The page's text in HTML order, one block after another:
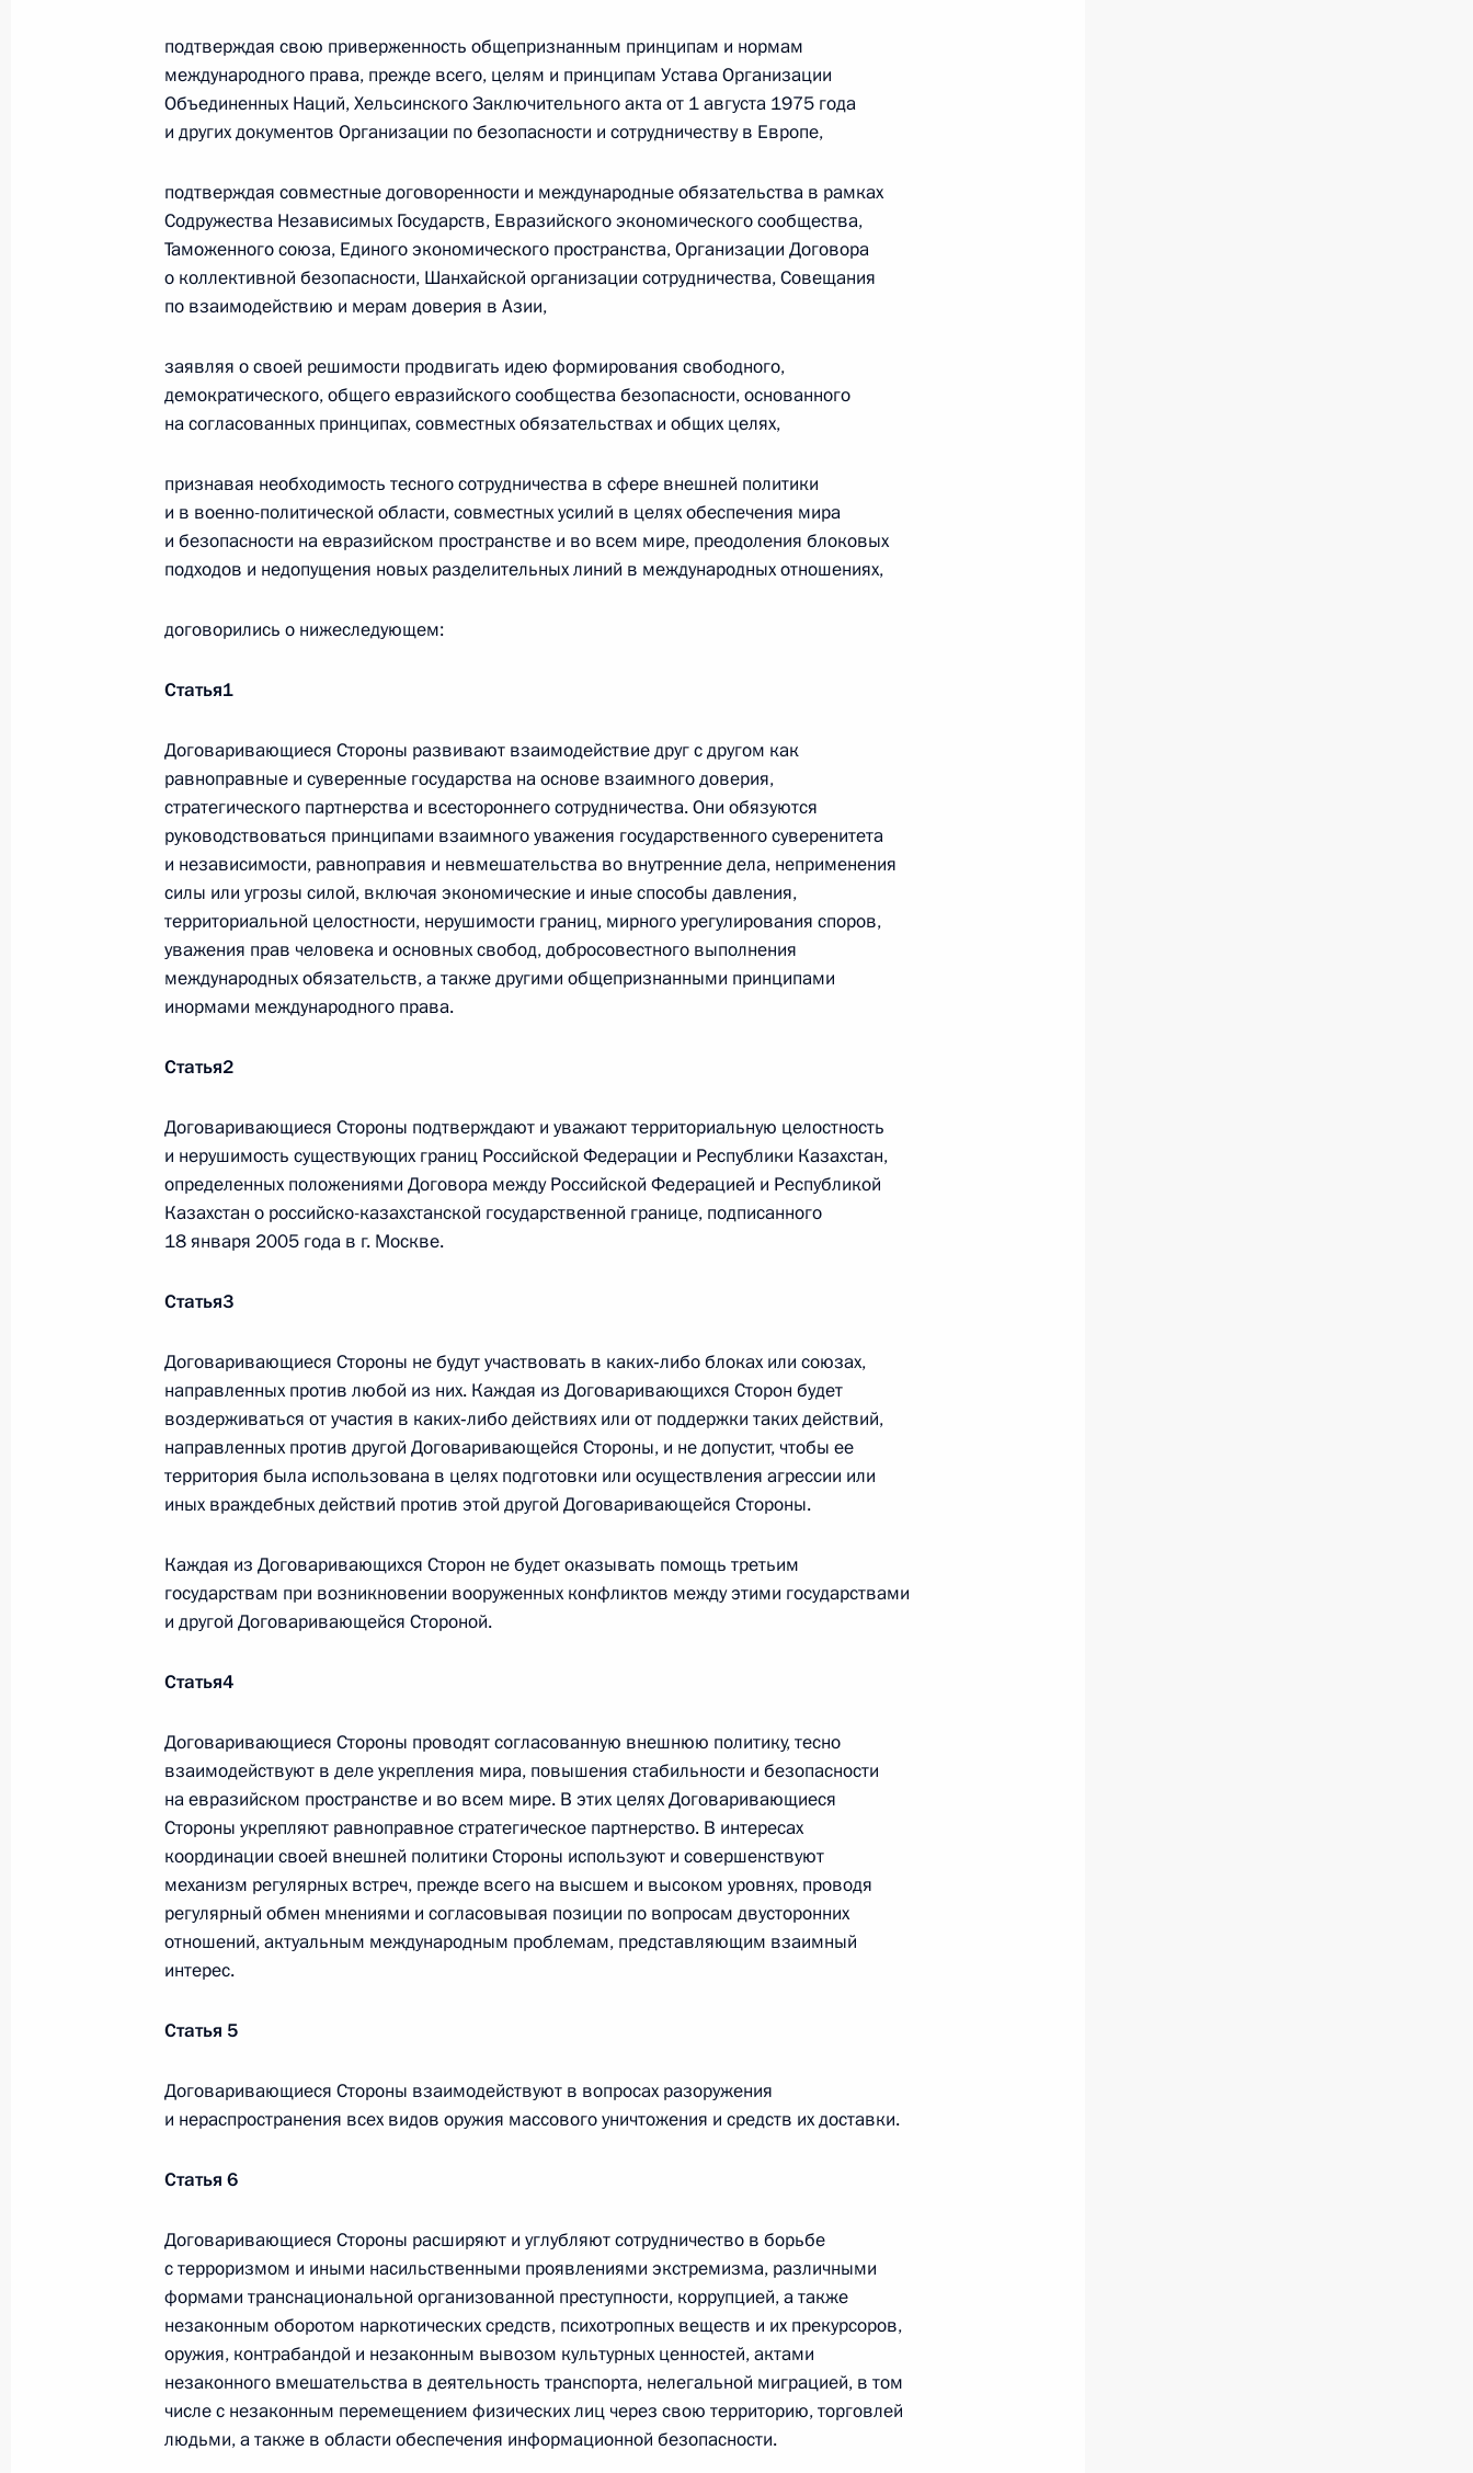
Телефонный разговор
с Президентом ОАЭ Мухаммедом Бен
Заидом Аль Нахайяном
7 августа 2026 года, 12:50
Телефонный разговор с командиром
76-й гвардейской десантно-
штурмовой дивизии ВДВ гвардии
Шихабидовым
6 августа 2026 года, 20:50
Российско-Киргизского
экономического форума и XII
Российско-Киргизской
6 августа 2026 года, 09:00
театральных деятелей России
Владимиром Машковым
5 августа 2026 года, 19:00
События и поездки на географической карте
Администрация Президента России
Руслан Эдельгериев посетил
Азербайджан
23 июля 2026 года, 19:00
Мария Львова-Белова
посетила Свердловскую
область
17 июля 2026 года, 18:00
Президента появится единый
научно-методический центр
по продвижению русского языка
за рубежом
14 июля 2026 года, 16:00
рабочей группы по повышению
эффективности сохранения объектов
культурного наследия, находящихся
в неудовлетворительном состоянии
14 июля 2026 года, 15:00
Представлен доклад о деятельности
Уполномоченного по правам
14 июля 2026 года, 10:00
Семинар-совещание по развитию
экосистем цифровой экономики
Комиссии и советыпри Президенте России
Меры Правительства
экономики и поддержке
GOVERNMENT.RU CONSTITUTION.KREMLIN.RU
LETTERS.KREMLIN.RU
правовой информации
PRAVO.GOV.RU
Правительство Российской
Совет Федерации
Разделы сайта
Президента
России
События
Информационные
ресурсы
Президента России
Президент России
Официальные
сетевые ресурсы
Президента России
MAX
Правовая и
техническая
информация
О портале
подтверждая свою приверженность общепризнанным принципам и нормам
международного права, прежде всего, целям и принципам Устава Организации
Объединенных Наций, Хельсинского Заключительного акта от 1 августа 1975 года
и других документов Организации по безопасности и сотрудничеству в Европе,
подтверждая совместные договоренности и международные обязательства в рамках
Содружества Независимых Государств, Евразийского экономического сообщества,
Таможенного союза, Единого экономического пространства, Организации Договора
о коллективной безопасности, Шанхайской организации сотрудничества, Совещания
по взаимодействию и мерам доверия в Азии,
заявляя о своей решимости продвигать идею формирования свободного,
демократического, общего евразийского сообщества безопасности, основанного
на согласованных принципах, совместных обязательствах и общих целях,
признавая необходимость тесного сотрудничества в сфере внешней политики
и в военно-политической области, совместных усилий в целях обеспечения мира
и безопасности на евразийском пространстве и во всем мире, преодоления блоковых
подходов и недопущения новых разделительных линий в международных отношениях,
договорились о нижеследующем:
Статья1
Договаривающиеся Стороны развивают взаимодействие друг с другом как
равноправные и суверенные государства на основе взаимного доверия,
стратегического партнерства и всестороннего сотрудничества. Они обязуются
руководствоваться принципами взаимного уважения государственного суверенитета
и независимости, равноправия и невмешательства во внутренние дела, неприменения
силы или угрозы силой, включая экономические и иные способы давления,
территориальной целостности, нерушимости границ, мирного урегулирования споров,
уважения прав человека и основных свобод, добросовестного выполнения
международных обязательств, а также другими общепризнанными принципами
инормами международного права.
Статья2
Договаривающиеся Стороны подтверждают и уважают территориальную целостность
и нерушимость существующих границ Российской Федерации и Республики Казахстан,
определенных положениями Договора между Российской Федерацией и Республикой
Казахстан о российско-казахстанской государственной границе, подписанного
18 января 2005 года в г. Москве.
Статья3
Договаривающиеся Стороны не будут участвовать в каких‑либо блоках или союзах,
направленных против любой из них. Каждая из Договаривающихся Сторон будет
воздерживаться от участия в каких‑либо действиях или от поддержки таких действий,
направленных против другой Договаривающейся Стороны, и не допустит, чтобы ее
территория была использована в целях подготовки или осуществления агрессии или
иных враждебных действий против этой другой Договаривающейся Стороны.
Каждая из Договаривающихся Сторон не будет оказывать помощь третьим
государствам при возникновении вооруженных конфликтов между этими государствами
и другой Договаривающейся Стороной.
Статья4
Договаривающиеся Стороны проводят согласованную внешнюю политику, тесно
взаимодействуют в деле укрепления мира, повышения стабильности и безопасности
на евразийском пространстве и во всем мире. В этих целях Договаривающиеся
Стороны укрепляют равноправное стратегическое партнерство. В интересах
координации своей внешней политики Стороны используют и совершенствуют
механизм регулярных встреч, прежде всего на высшем и высоком уровнях, проводя
регулярный обмен мнениями и согласовывая позиции по вопросам двусторонних
отношений, актуальным международным проблемам, представляющим взаимный
интерес.
Статья 5
Договаривающиеся Стороны взаимодействуют в вопросах разоружения
и нераспространения всех видов оружия массового уничтожения и средств их доставки.
Статья 6
Договаривающиеся Стороны расширяют и углубляют сотрудничество в борьбе
с терроризмом и иными насильственными проявлениями экстремизма, различными
формами транснациональной организованной преступности, коррупцией, а также
незаконным оборотом наркотических средств, психотропных веществ и их прекурсоров,
оружия, контрабандой и незаконным вывозом культурных ценностей, актами
незаконного вмешательства в деятельность транспорта, нелегальной миграцией, в том
числе с незаконным перемещением физических лиц через свою территорию, торговлей
людьми, а также в области обеспечения информационной безопасности.